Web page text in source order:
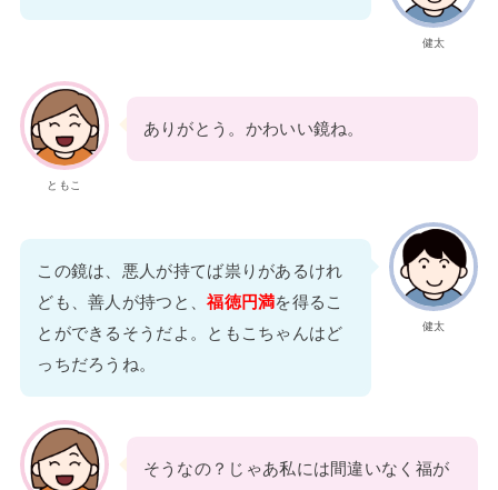
健太
ともこ
ありがとう。かわいい鏡ね。
健太
この鏡は、悪人が持てば祟りがあるけれ
ども、善人が持つと、福徳円満を得るこ
とができるそうだよ。ともこちゃんはど
っちだろうね。
そうなの？じゃあ私には間違いなく福が